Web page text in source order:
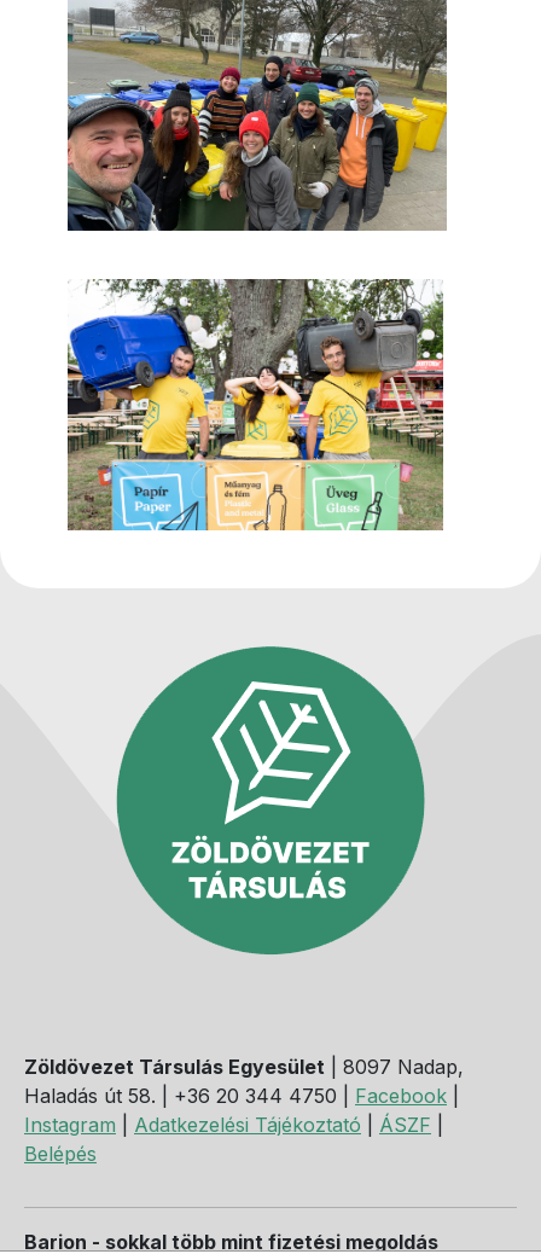
Zöldövezet Társulás Egyesület | 8097 Nadap,
Haladás út 58. | +36 20 344 4750 | Facebook
Instagram
Adatkezelési Tájékoztató ÁSZF
Belépés
Barion - sokkal több mint fizetési megoldás